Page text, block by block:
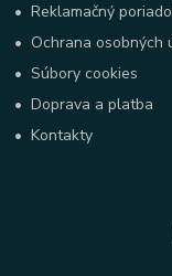
•Reklamačný
• Ochrana osobných
•Súbory cookies
•Doprava a platba
•Kontakty